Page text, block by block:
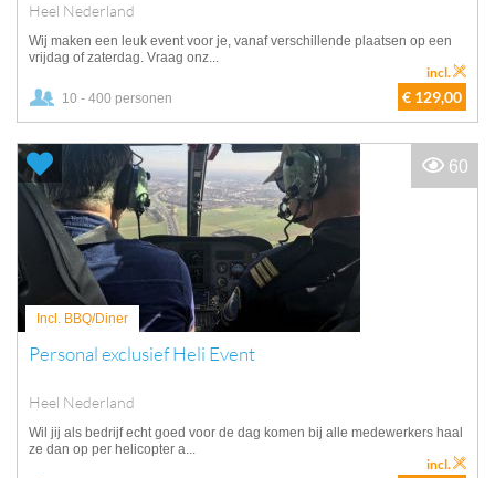
Heel Nederland
Wij maken een leuk event voor je, vanaf verschillende plaatsen op een
vrijdag of zaterdag. Vraag onz...
10 - 400 personen € 129,00
incl.
Incl. BBQ/Diner
Personal exclusief Heli Event
Heel Nederland
Wil jij als bedrijf echt goed voor de dag komen bij alle medewerkers haal
ze dan op per helicopter a...
incl.
60